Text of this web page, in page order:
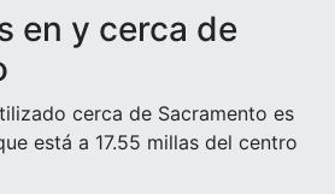
en y cerca de
cerca de Sacramento es
está a 17.55 millas del centro